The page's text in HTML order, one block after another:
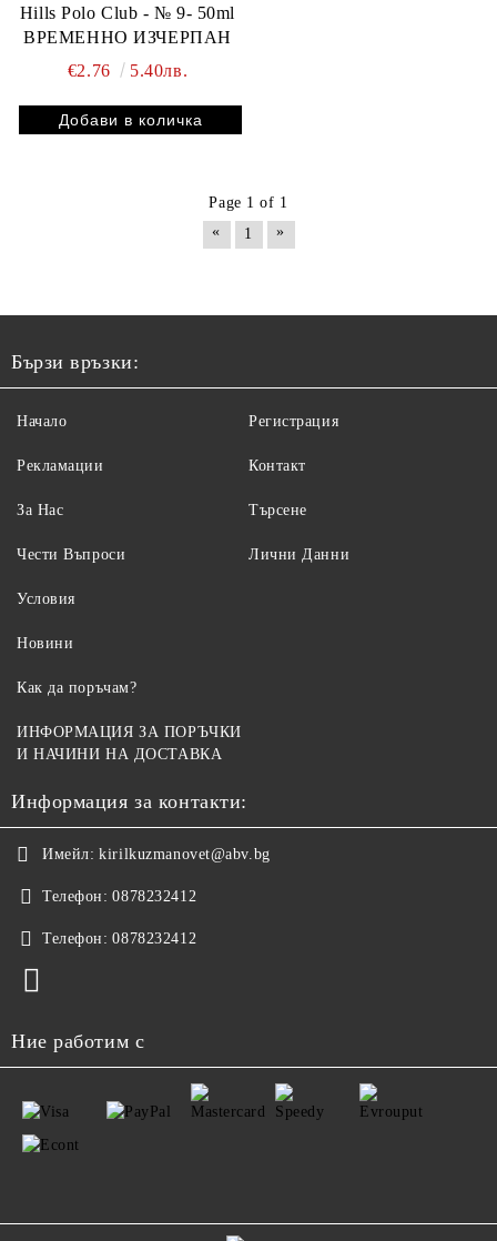
Hills Polo Club - № 9- 50ml
ВРЕМЕННО ИЗЧЕРПАН
€2.76
5.40лв.
Page 1 of 1
«
1 »
Бързи връзки:
Начало
Рекламации
За Нас
Чести Въпроси
Регистрация
Контакт
Търсене
Лични Данни
Условия
Новини
Как да поръчам?
ИНФОРМАЦИЯ ЗА ПОРЪЧКИ
И НАЧИНИ НА ДОСТАВКА
Информация за контакти:
Имейл: kirilkuzmanovet@abv.bg
Телефон: 0878232412
Телефон: 0878232412
Ние работим с